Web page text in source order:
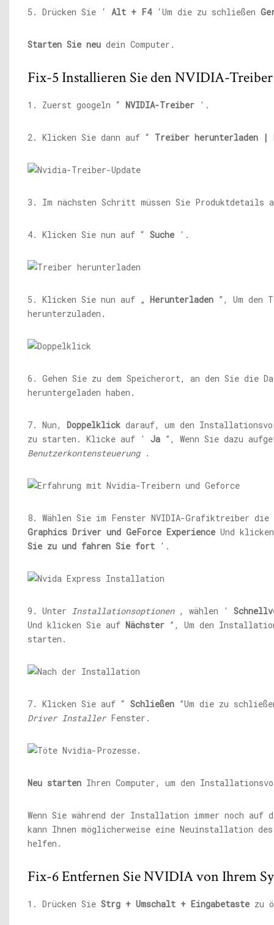
5. Drücken Sie ‘ Alt + F4‘Um die zu schließen
Starten Sie neu dein Computer.
Fix-5 Installieren Sie den NVIDIA-
1. Zuerst googeln “ NVIDIA-Treiber '.
2. Klicken Sie dann auf “ Treiber herunterladen |
3. Im nächsten Schritt müssen Sie Produktdetails
4. Klicken Sie nun auf “ Suche '.
5. Klicken Sie nun auf „ Herunterladen ”, Um den
herunterzuladen.
6. Gehen Sie zu dem Speicherort, an den Sie die
heruntergeladen haben.
7. Nun, Doppelklick darauf, um den
zu starten. Klicke auf ' Ja ”, Wenn Sie dazu
Benutzerkontensteuerung.
8. Wählen Sie im Fenster NVIDIA-Grafiktreiber
Graphics Driver und GeForce Experience Und
Sie zu und fahren Sie fort '.
9. Unter Installationsoptionen, wählen '
Und klicken Sie auf Nächster ”, Um den
starten.
7. Klicken Sie auf “ Schließen ”Um die zu
Driver InstallerFenster.
Neu starten Ihren Computer, um den
Wenn Sie während der Installation immer noch auf
kann Ihnen möglicherweise eine Neuinstallation
helfen.
Fix-6 Entfernen Sie NVIDIA von Ihrem
1. Drücken Sie Strg + Umschalt + Eingabetaste zu